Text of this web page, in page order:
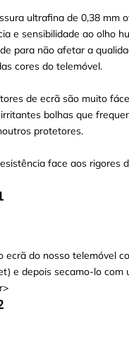
ultrafina de 0,38 mm
e sensibilidade ao olho
para não afetar a
cores do telemóvel.
de ecrã são muito
bolhas que
protetores.
face aos rigores
ecrã do nosso telemóvel
e depois secamo-lo com